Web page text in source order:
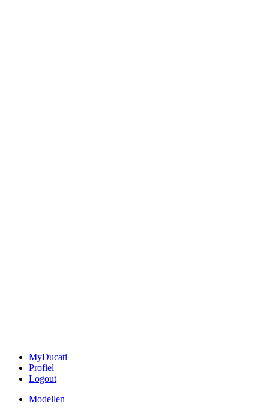
MyDucati
Profiel
Logout
Modellen